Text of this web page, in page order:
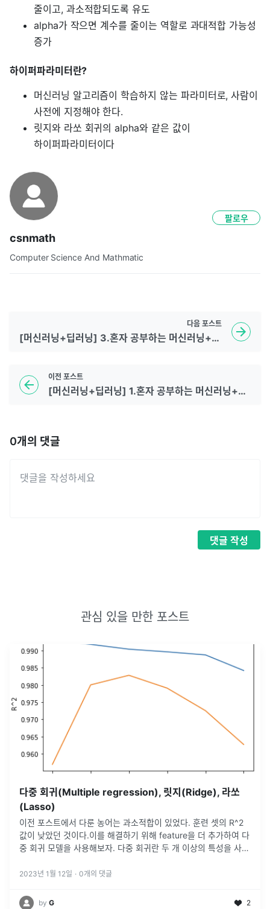
줄이고, 과소적합되도록 유도
alpha가 작으면 계수를 줄이는 역할로 과대적합 가능성
증가
하이퍼파라미터란?
머신러닝 알고리즘이 학습하지 않는 파라미터로, 사람이
사전에 지정해야 한다.
릿지와 라쏘 회귀의 alpha와 같은 값이
하이퍼파라미터이다
csnmath
Computer Science And Mathmatic
팔로우
이전 포스트
[머신러닝+딥러닝] 1.혼자 공부하는 머신러닝+딥러닝 시작
다음 포스트
[머신러닝+딥러닝] 3.혼자 공부하는 머신러닝+딥러닝 다양한 분류 알고리
0개의 댓글
댓글 작성
관심 있을 만한 포스트
다중 회귀(Multiple regression), 릿지(Ridge), 라쏘
(Lasso)
이전 포스트에서 다룬 농어는 과소적합이 있었다. 훈련 셋의 R^2
값이 낮았던 것이다.이를 해결하기 위해 feature을 더 추가하여 다
중 회귀 모델을 사용해보자. 다중 회귀란 두 개 이상의 특성을 사용
을...
2023년 1월 12일 · 0개의 댓글
by G 2